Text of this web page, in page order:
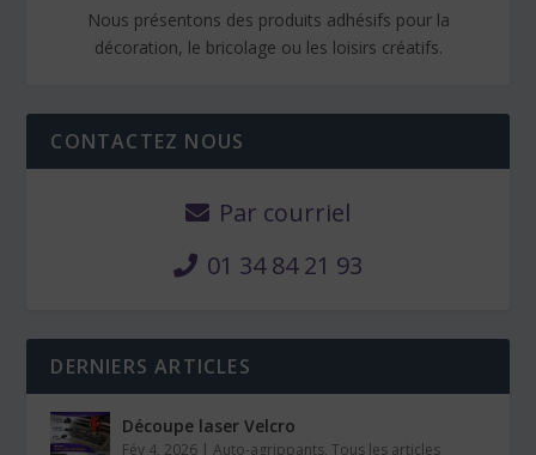
Nous présentons des produits adhésifs pour la
décoration, le bricolage ou les loisirs créatifs.
CONTACTEZ NOUS
Par courriel
01 34 84 21 93
DERNIERS ARTICLES
Découpe laser Velcro
Fév 4, 2026 |Auto-agrippants,Tous les articles